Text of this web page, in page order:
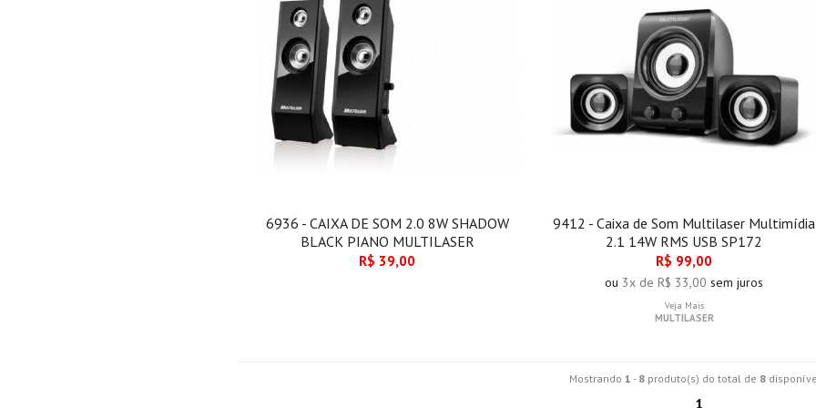
6936 - CAIXA DE SOM 2.0 8W SHADOW
BLACK PIANO MULTILASER
R$ 39,00
9412 - Caixa de Som Multilaser Multimídia
2.1 14W RMS USB SP172
R$ 99,00
ou 3x de R$ 33,00 sem juros
Veja Mais
MULTILASER
Mostrando 1 - 8produto(s) do total de 8
1